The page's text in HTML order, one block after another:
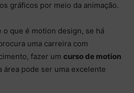
gráficos por meio da animação.
o que é motion design, se há
uma carreira com
fazer um curso de motion
área pode ser uma excelente